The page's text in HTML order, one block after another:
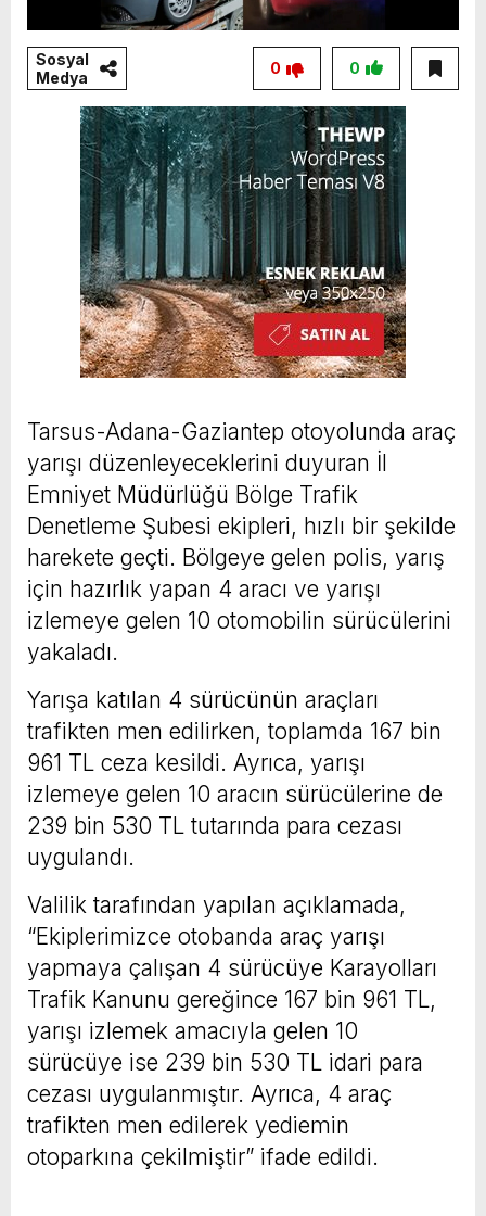
Sosyal
Medya
0
0
Tarsus-Adana-Gaziantep otoyolunda araç
yarışı düzenleyeceklerini duyuran İl
Emniyet Müdürlüğü Bölge Trafik
Denetleme Şubesi ekipleri, hızlı bir şekilde
harekete geçti. Bölgeye gelen polis, yarış
için hazırlık yapan 4 aracı ve yarışı
izlemeye gelen 10 otomobilin sürücülerini
yakaladı.
Yarışa katılan 4 sürücünün araçları
trafikten men edilirken, toplamda 167 bin
961 TL ceza kesildi. Ayrıca, yarışı
izlemeye gelen 10 aracın sürücülerine de
239 bin 530 TL tutarında para cezası
uygulandı.
Valilik tarafından yapılan açıklamada,
“Ekiplerimizce otobanda araç yarışı
yapmaya çalışan 4 sürücüye Karayolları
Trafik Kanunu gereğince 167 bin 961 TL,
yarışı izlemek amacıyla gelen 10
sürücüye ise 239 bin 530 TL idari para
cezası uygulanmıştır. Ayrıca, 4 araç
trafikten men edilerek yediemin
otoparkına çekilmiştir” ifade edildi.